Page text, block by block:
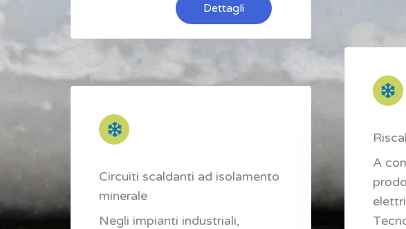
Dettagli
Circuiti scaldanti ad isolamento
minerale
Negli impianti industriali,
A